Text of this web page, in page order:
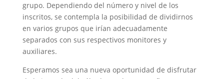
grupo. Dependiendo del número y nivel de los
inscritos, se contempla la posibilidad de dividirnos
en varios grupos que irían adecuadamente
separados con sus respectivos monitores y
auxiliares.
Esperamos sea una nueva oportunidad de disfrutar